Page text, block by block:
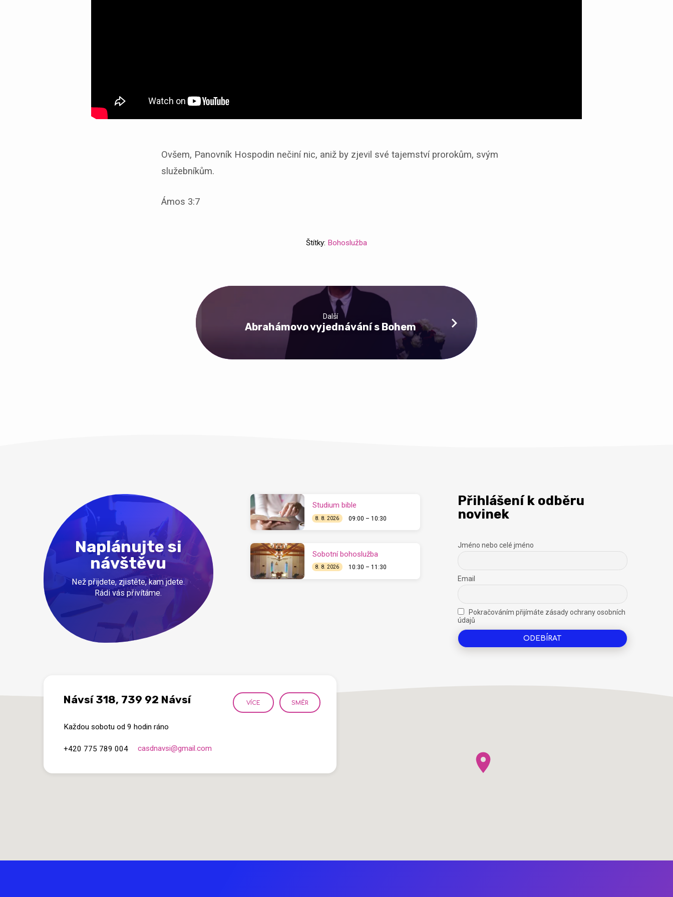
Ovšem, Panovník Hospodin nečiní nic, aniž by zjevil své tajemství prorokům, svým
služebníkům.
Ámos 3:7
Štítky: Bohoslužba
Další
Abrahámovo vyjednávání s Bohem
Naplánujte si
návštěvu
Než přijdete, zjistěte, kam jdete.
Rádi vás přivítáme.
Studium bible
8. 8. 2026 09:00 – 10:30
Sobotní bohoslužba
8. 8. 2026 10:30 – 11:30
Přihlášení k odběru
novinek
Jméno nebo celé jméno
Email
Pokračováním přijímáte zásady ochrany osobních
údajů
Návsí 318, 739 92 Návsí VÍCE SMĚR
Každou sobotu od 9 hodin ráno
+420 775 789 004 casdnavsi​@gmail.com